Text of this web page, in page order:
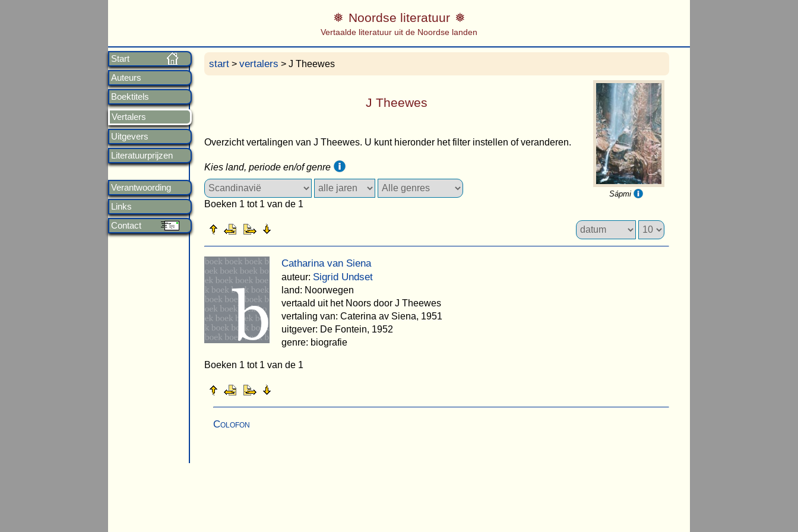
Start
Auteurs
Boektitels
Vertalers
Uitgevers
Literatuurprijzen
Verantwoording
Links
Contact
Noordse literatuur
Vertaalde literatuur uit de Noordse landen
start > vertalers > J Theewes
Sápmi
J Theewes
Overzicht vertalingen van J Theewes. U kunt hieronder het filter instellen of veranderen.
Kies land, periode en/of genre
Boeken 1 tot 1 van de 1
Catharina van Siena
auteur: Sigrid Undset
land: Noorwegen
vertaald uit het Noors door J Theewes
vertaling van: Caterina av Siena, 1951
uitgever: De Fontein, 1952
genre: biografie
Boeken 1 tot 1 van de 1
Colofon